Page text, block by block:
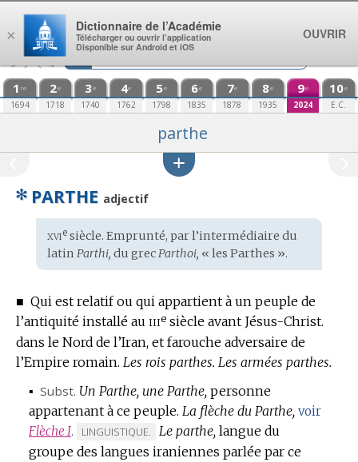
Aller au contenu
1 re
1694
2e
1718
3e
1740
4e
1762
5e
1798
6e
1835
7e
1878
8e
1935
9e
2024
10e
E.C.
parthe
✻ PARTHE adjectif
Étymologie
:
xviesiècle. Emprunté, par l’intermédiaire du
latin Parthi, du grecParthoi, « les Parthes ».
■ Qui est relatif ou qui appartient à un peuple de
l’antiquité installé au iiie siècle avant Jésus-Christ.
dans le Nord de l’Iran, et farouche adversaire de
l’Empire romain. Les rois parthes. Les armées parthes.
▪ Subst. Un Parthe, une Parthe, personne
appartenant à ce peuple. La flèche du Parthe, voir
Flèche I.
MARQUE
DE
LINGUISTIQUE. Le parthe, langue du
groupe des langues iraniennes parlée par ce
×
Dictionnaire de l’Académie
Télécharger ou ouvrir l’application
Disponible sur Android et iOS
OUVRIR